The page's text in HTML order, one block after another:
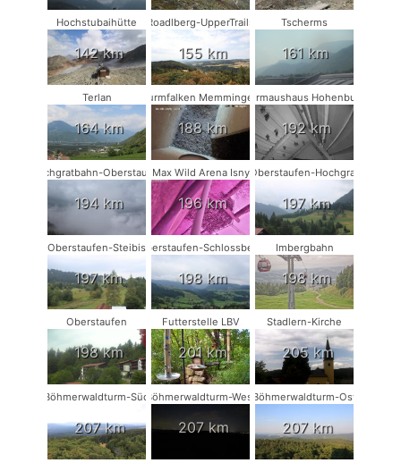
Hochstubaihütte
142 km
Roadlberg-UpperTrails
155 km
Tscherms
161 km
Terlan
164 km
Turmfalken Memmingen
188 km
Fledermaushaus Hohenburg #2
192 km
Hochgratbahn-Oberstaufen
194 km
Max Wild Arena Isny
196 km
Oberstaufen-Hochgrat
197 km
Oberstaufen-Steibis
197 km
Oberstaufen-Schlossberg
198 km
Imbergbahn
198 km
Oberstaufen
198 km
Futterstelle LBV
201 km
Stadlern-Kirche
205 km
Böhmerwaldturm-Süd
207 km
Böhmerwaldturm-West
207 km
Böhmerwaldturm-Ost
207 km